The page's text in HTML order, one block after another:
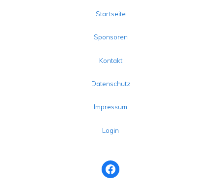
Startseite
Sponsoren
Kontakt
Datenschutz
Impressum
Login
Facebook